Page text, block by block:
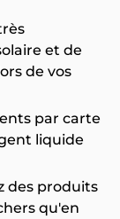
et de
de vos
par carte
liquide
des produits
qu'en